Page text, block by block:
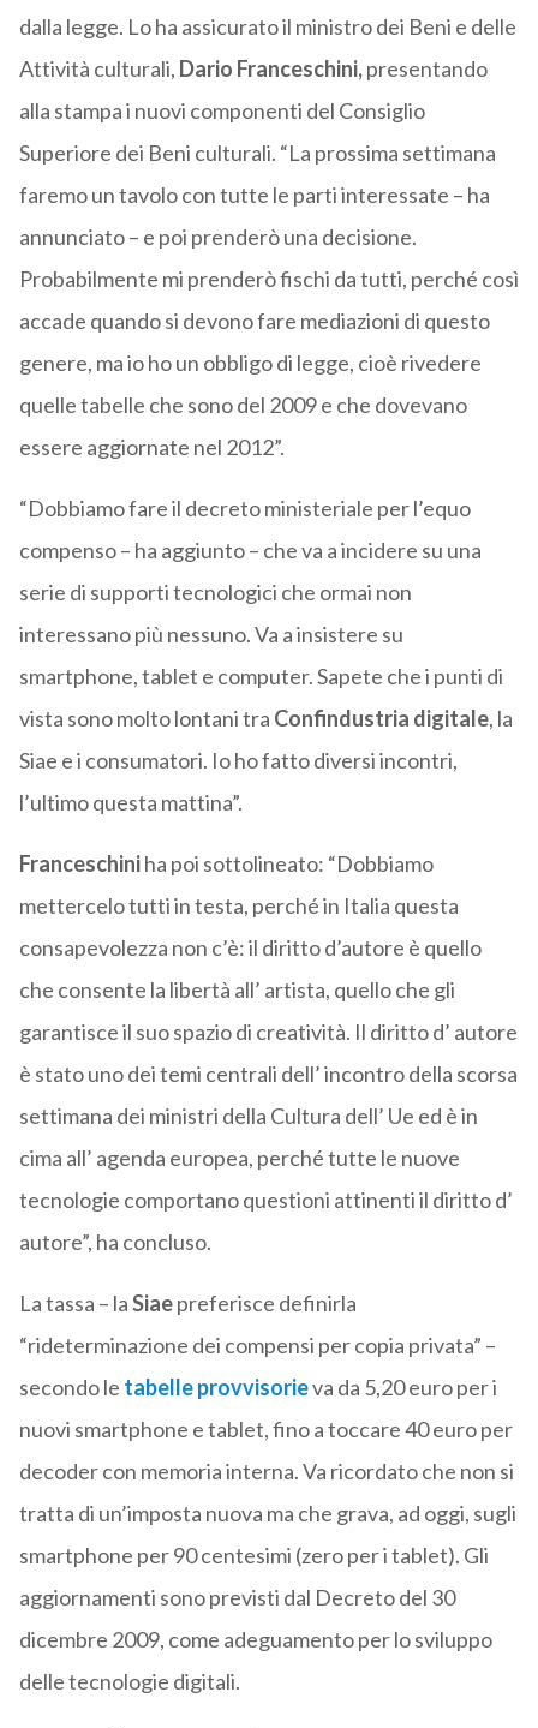
dalla legge. Lo ha assicurato il ministro dei Beni e delle
Attività culturali, Dario Franceschini,presentando
alla stampa i nuovi componenti del Consiglio
Superiore dei Beni culturali. “La prossima settimana
faremo un tavolo con tutte le parti interessate – ha
annunciato – e poi prenderò una decisione.
Probabilmente mi prenderò fischi da tutti, perché così
accade quando si devono fare mediazioni di questo
genere, ma io ho un obbligo di legge, cioè rivedere
quelle tabelle che sono del 2009 e che dovevano
essere aggiornate nel 2012”.
“Dobbiamo fare il decreto ministeriale per l’equo
compenso – ha aggiunto – che va a incidere su una
serie di supporti tecnologici che ormai non
interessano più nessuno. Va a insistere su
smartphone, tablet e computer. Sapete che i punti di
vista sono molto lontani tra Confindustria digitale, la
Siae e i consumatori. Io ho fatto diversi incontri,
l’ultimo questa mattina”.
Franceschiniha poi sottolineato: “Dobbiamo
mettercelo tutti in testa, perché in Italia questa
consapevolezza non c’è: il diritto d’autore è quello
che consente la libertà all’ artista, quello che gli
garantisce il suo spazio di creatività. Il diritto d’ autore
è stato uno dei temi centrali dell’ incontro della scorsa
settimana dei ministri della Cultura dell’ Ue ed è in
cima all’ agenda europea, perché tutte le nuove
tecnologie comportano questioni attinenti il diritto d’
autore”, ha concluso.
La tassa – laSiaepreferisce definirla
“rideterminazione dei compensi per copia privata” –
secondo le tabelle provvisorieva da 5,20 euro per i
nuovi smartphone e tablet, fino a toccare 40 euro per
decoder con memoria interna. Va ricordato che non si
tratta di un’imposta nuova ma che grava, ad oggi, sugli
smartphone per 90 centesimi (zero per i tablet). Gli
aggiornamenti sono previsti dal Decreto del 30
dicembre 2009, come adeguamento per lo sviluppo
delle tecnologie digitali.